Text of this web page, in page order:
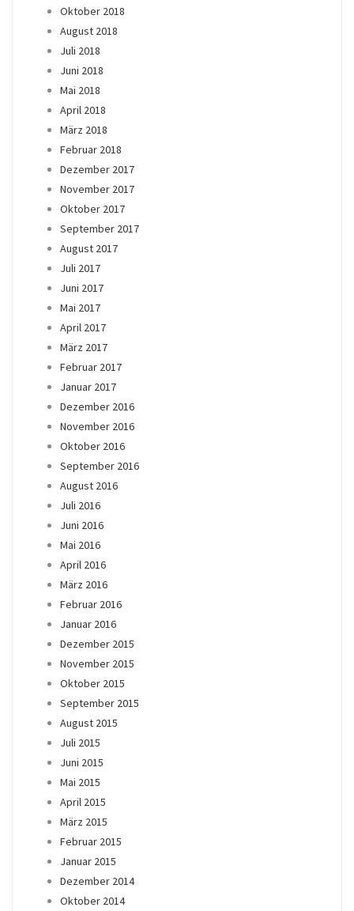
Oktober 2018
August 2018
Juli 2018
Juni 2018
Mai 2018
April 2018
März 2018
Februar 2018
Dezember 2017
November 2017
Oktober 2017
September 2017
August 2017
Juli 2017
Juni 2017
Mai 2017
April 2017
März 2017
Februar 2017
Januar 2017
Dezember 2016
November 2016
Oktober 2016
September 2016
August 2016
Juli 2016
Juni 2016
Mai 2016
April 2016
März 2016
Februar 2016
Januar 2016
Dezember 2015
November 2015
Oktober 2015
September 2015
August 2015
Juli 2015
Juni 2015
Mai 2015
April 2015
März 2015
Februar 2015
Januar 2015
Dezember 2014
Oktober 2014